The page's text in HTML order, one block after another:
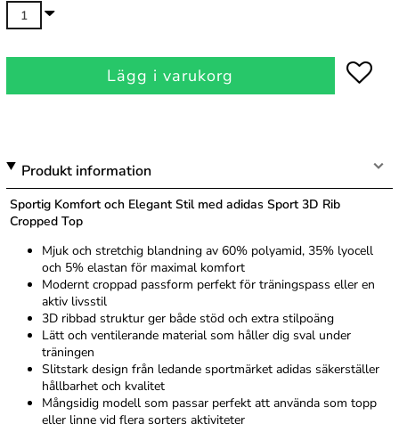
Lägg i varukorg
Produkt information
Sportig Komfort och Elegant Stil med adidas Sport 3D Rib
Cropped Top
Mjuk och stretchig blandning av 60% polyamid, 35% lyocell
och 5% elastan för maximal komfort
Modernt croppad passform perfekt för träningspass eller en
aktiv livsstil
3D ribbad struktur ger både stöd och extra stilpoäng
Lätt och ventilerande material som håller dig sval under
träningen
Slitstark design från ledande sportmärket adidas säkerställer
hållbarhet och kvalitet
Mångsidig modell som passar perfekt att använda som topp
eller linne vid flera sorters aktiviteter